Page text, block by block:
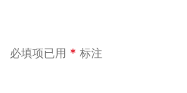
必填项已用 * 标注